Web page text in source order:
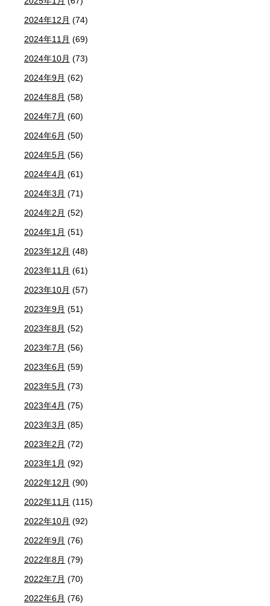
2024年12月 (74)
2024年11月 (69)
2024年10月 (73)
2024年9月 (62)
2024年8月 (58)
2024年7月 (60)
2024年6月 (50)
2024年5月 (56)
2024年4月 (61)
2024年3月 (71)
2024年2月 (52)
2024年1月 (51)
2023年12月 (48)
2023年11月 (61)
2023年10月 (57)
2023年9月 (51)
2023年8月 (52)
2023年7月 (56)
2023年6月 (59)
2023年5月 (73)
2023年4月 (75)
2023年3月 (85)
2023年2月 (72)
2023年1月 (92)
2022年12月 (90)
2022年11月 (115)
2022年10月 (92)
2022年9月 (76)
2022年8月 (79)
2022年7月 (70)
2022年6月 (76)